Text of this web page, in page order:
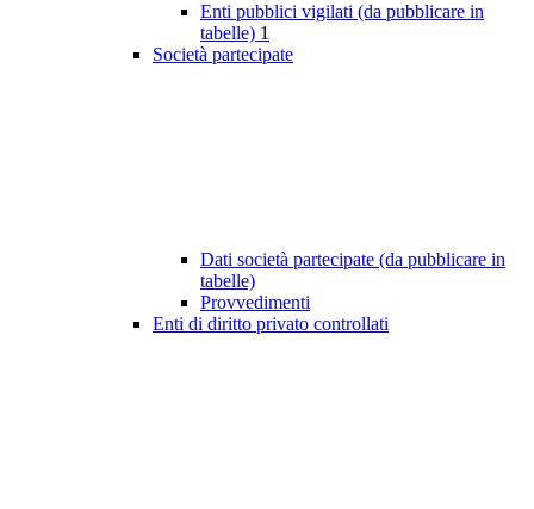
Enti pubblici vigilati (da pubblicare in
tabelle) 1
Società partecipate
Dati società partecipate (da pubblicare in
tabelle)
Provvedimenti
Enti di diritto privato controllati